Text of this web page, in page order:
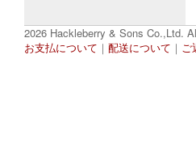
2026 Hackleberry & Sons Co.,Ltd.
お支払について ｜ 配送について ｜ ご